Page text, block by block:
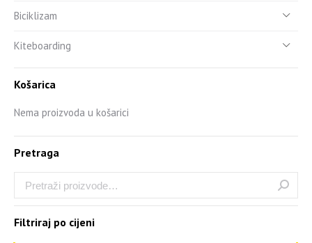
Biciklizam
Kiteboarding
Košarica
Nema proizvoda u košarici
Pretraga
Filtriraj po cijeni